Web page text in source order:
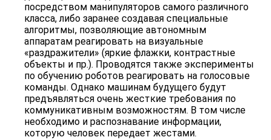
посредством манипуляторов самого различного
класса, либо заранее создавая специальные
алгоритмы, позволяющие автономным
аппаратам реагировать на визуальные
«раздражители» (яркие флажки, контрастные
объекты и пр.). Проводятся также эксперименты
по обучению роботов реагировать на голосовые
команды. Однако машинам будущего будут
предъявляться очень жесткие требования по
коммуникативным возможностям. В том числе
необходимо и распознавание информации,
которую человек передает жестами.